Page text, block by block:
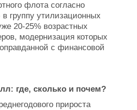
флота согласно
в группу утилизационных
20-25% возрастных
модернизация которых
с финансовой
где, сколько и почем?
прироста